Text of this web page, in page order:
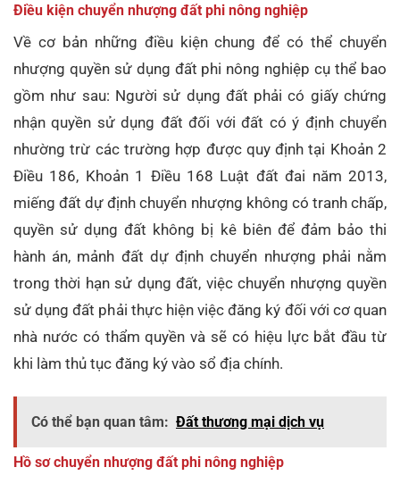
Điều kiện chuyển nhượng đất phi nông nghiệp
Về cơ bản những điều kiện chung để có thể chuyển
nhượng quyền sử dụng đất phi nông nghiệp cụ thể bao
gồm như sau: Người sử dụng đất phải có giấy chứng
nhận quyền sử dụng đất đối với đất có ý định chuyển
nhường trừ các trường hợp được quy định tại Khoản 2
Điều 186, Khoản 1 Điều 168 Luật đất đai năm 2013,
miếng đất dự định chuyển nhượng không có tranh chấp,
quyền sử dụng đất không bị kê biên để đảm bảo thi
hành án, mảnh đất dự định chuyển nhượng phải nằm
trong thời hạn sử dụng đất, việc chuyển nhượng quyền
sử dụng đất phải thực hiện việc đăng ký đối với cơ quan
nhà nước có thẩm quyền và sẽ có hiệu lực bắt đầu từ
khi làm thủ tục đăng ký vào sổ địa chính.
Có thể bạn quan tâm: Đất thương mại dịch vụ
Hồ sơ chuyển nhượng đất phi nông nghiệp